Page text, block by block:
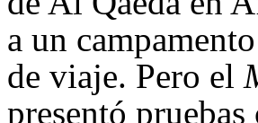
a un
de viaje. Pero el
presentó